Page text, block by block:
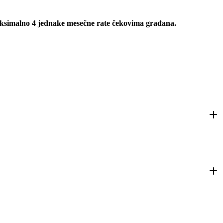
4 jednake mesečne rate čekovima građana.